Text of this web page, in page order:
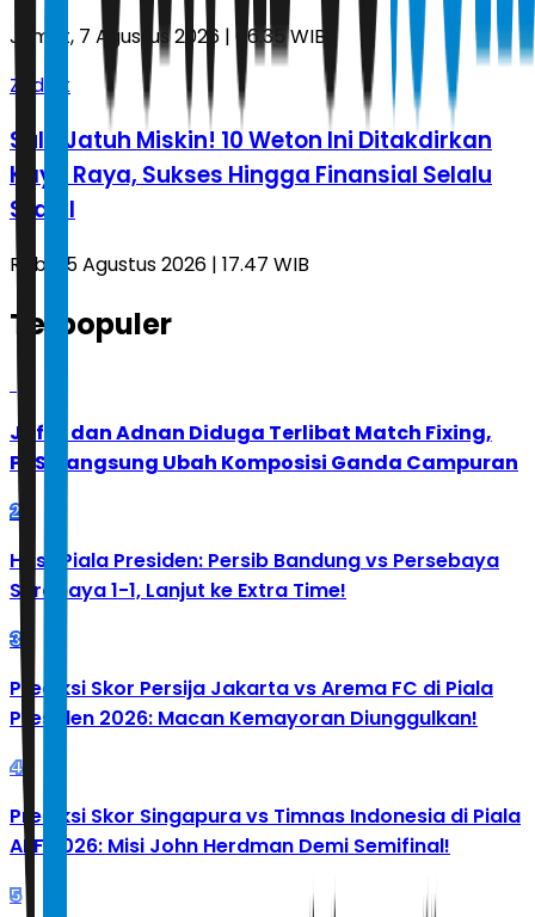
Jumat, 7 Agustus 2026 | 06.35 WIB
Zodiak
Sulit Jatuh Miskin! 10 Weton Ini Ditakdirkan
Kaya Raya, Sukses Hingga Finansial Selalu
Stabil
Rabu, 5 Agustus 2026 | 17.47 WIB
Terpopuler
Jafar dan Adnan Diduga Terlibat Match Fixing,
PBSI Langsung Ubah Komposisi Ganda Campuran
2
Hasil Piala Presiden: Persib Bandung vs Persebaya
Surabaya 1-1, Lanjut ke Extra Time!
3
Prediksi Skor Persija Jakarta vs Arema FC di Piala
Presiden 2026: Macan Kemayoran Diunggulkan!
4
Prediksi Skor Singapura vs Timnas Indonesia di Piala
AFF 2026: Misi John Herdman Demi Semifinal!
5